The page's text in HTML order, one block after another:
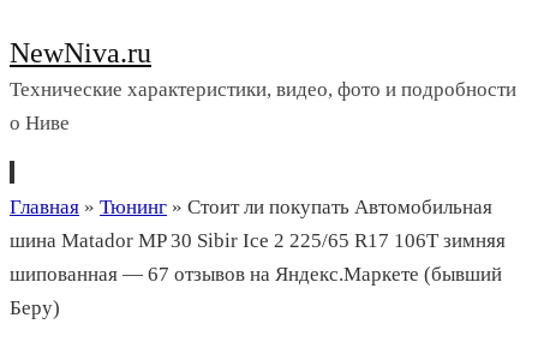
NewNiva.ru
Технические характеристики, видео, фото и подробности
о Ниве
Перейти
к
содержимому
Главная » Тюнинг » Стоит ли покупать Автомобильная
шина Matador MP 30 Sibir Ice 2 225/65 R17 106T зимняя
шипованная — 67 отзывов на Яндекс.Маркете (бывший
Беру)